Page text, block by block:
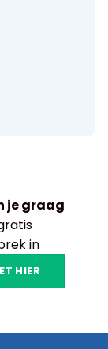
je graag
in
HIER